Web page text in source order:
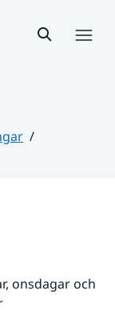
onsdagar och